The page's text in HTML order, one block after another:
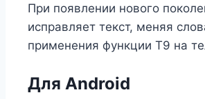
При появлении нового
исправляет текст, меняя
применения функции Т9 на
Для Android